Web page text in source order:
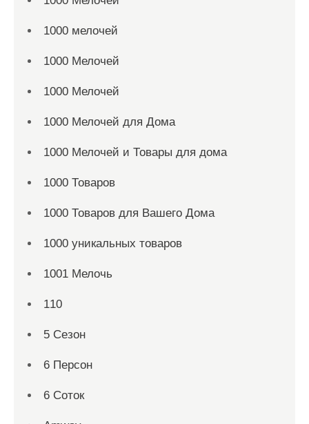
1000 мелочей
1000 Мелочей
1000 Мелочей
1000 Мелочей для Дома
1000 Мелочей и Товары для дома
1000 Товаров
1000 Товаров для Вашего Дома
1000 уникальных товаров
1001 Мелочь
110
5 Сезон
6 Персон
6 Соток